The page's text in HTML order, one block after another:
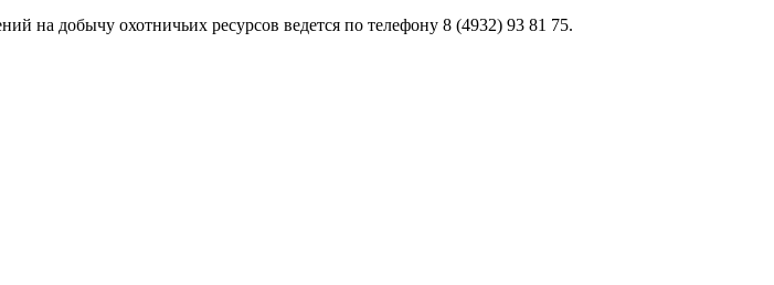
на добычу охотничьих ресурсов ведется по телефону 8 (4932) 93 81 75.